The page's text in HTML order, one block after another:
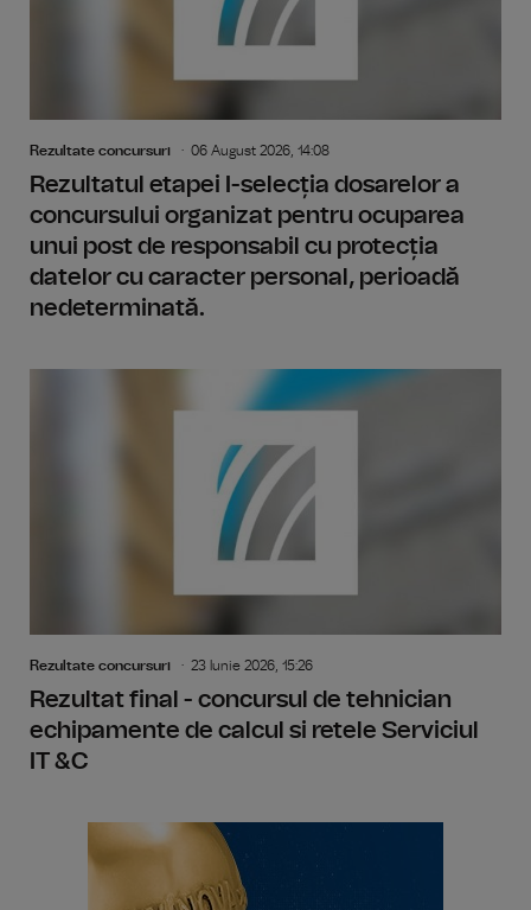
Rezultate concursuri 06 August 2026, 14:08
Rezultatul etapei I-selecția dosarelor a
concursului organizat pentru ocuparea
unui post de responsabil cu protecția
datelor cu caracter personal, perioadă
nedeterminată.
Rezultate concursuri 23 Iunie 2026, 15:26
Rezultat final - concursul de tehnician
echipamente de calcul si retele Serviciul
IT &C